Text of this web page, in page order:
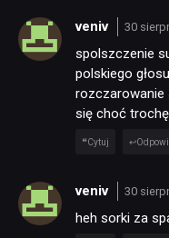
veniv 30
spolszczenie
polskiego
rozczarowanie
się choć
Cytuj
veniv 30
heh sorki za